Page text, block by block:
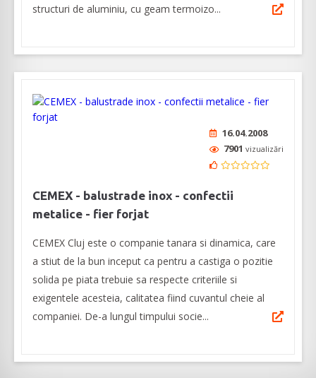
structuri de aluminiu, cu geam termoizo...
16.04.2008
7901 vizualizări
CEMEX - balustrade inox - confectii
metalice - fier forjat
CEMEX Cluj este o companie tanara si dinamica, care
a stiut de la bun inceput ca pentru a castiga o pozitie
solida pe piata trebuie sa respecte criteriile si
exigentele acesteia, calitatea fiind cuvantul cheie al
companiei. De-a lungul timpului socie...